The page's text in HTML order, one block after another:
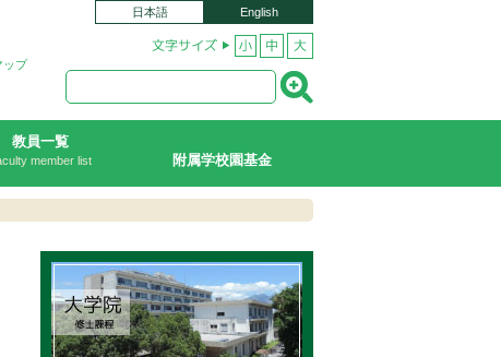
ップ
日本語 English
教員一覧
member list 附属学校園基金